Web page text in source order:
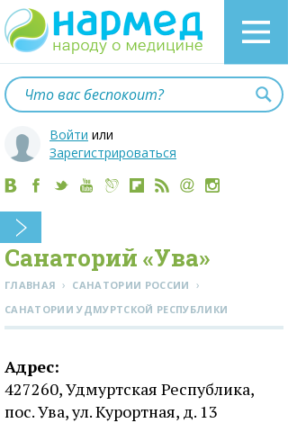
Войти или
Зарегистрироваться
Санаторий «Ува»
ГЛАВНАЯ › САНАТОРИИ РОССИИ ›
CАНАТОРИИ УДМУРТСКОЙ РЕСПУБЛИКИ
Адрес:
427260, Удмуртская Республика,
пос. Ува, ул. Курортная, д. 13